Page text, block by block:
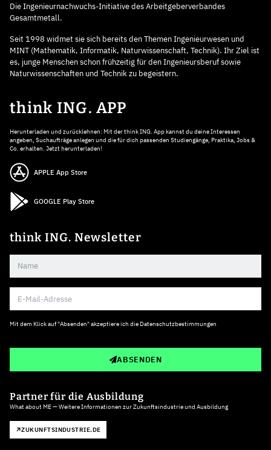
Die Ingenieurnachwuchs-Initiative des Arbeitgeberverbandes
Gesamtmetall.
Seit 1998 widmet sie sich bereits den Themen Ingenieurwesen und
MINT (Mathematik, Informatik, Naturwissenschaft, Technik). Ihr Ziel ist
es, junge Menschen schon frühzeitig für den Ingenieursberuf sowie
Naturwissenschaften und Technik zu begeistern.
think ING. APP
Herunterladen und zurücklehnen: Mit der think ING. App kannst du deine Interessen
angeben, Suchaufträge anlegen und die für dich passenden Studiengänge, Praktika, Jobs &
Co. erhalten. Jetzt herunterladen!
APPLE App Store
GOOGLE Play Store
think ING. Newsletter
Mit dem Klick auf "Absenden" akzeptiere ich die Datenschutzbestimmungen
ABSENDEN
Partner für die Ausbildung
What about ME — Weitere Informationen zur Zukunftsindustrie und Ausbildung
ZUKUNFTSINDUSTRIE.DE